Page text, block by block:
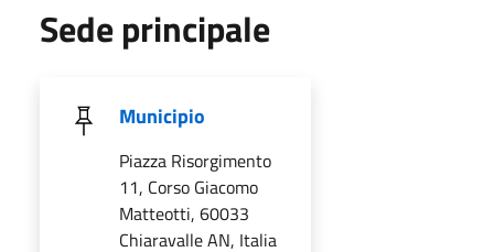
Sede principale
Municipio
Piazza Risorgimento
11, Corso Giacomo
Matteotti, 60033
Chiaravalle AN, Italia